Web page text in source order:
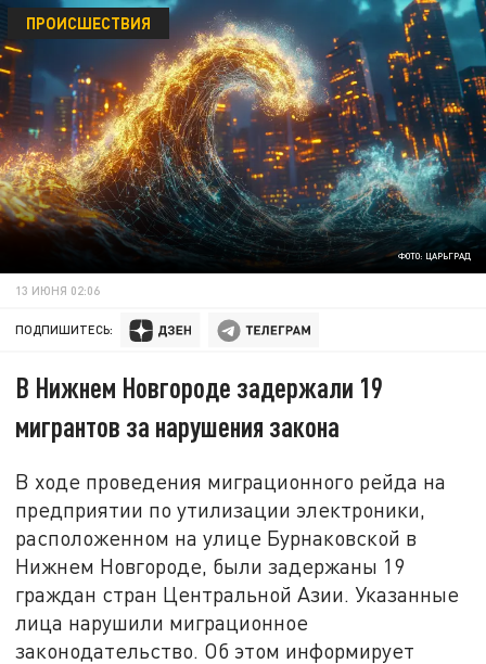
ФОТО: ЦАРЬГРАД
ПРОИСШЕСТВИЯ
13 ИЮНЯ 02:06
ПОДПИШИТЕСЬ:
В Нижнем Новгороде задержали 19
мигрантов за нарушения закона
В ходе проведения миграционного рейда на
предприятии по утилизации электроники,
расположенном на улице Бурнаковской в
Нижнем Новгороде, были задержаны 19
граждан стран Центральной Азии. Указанные
лица нарушили миграционное
законодательство. Об этом информирует